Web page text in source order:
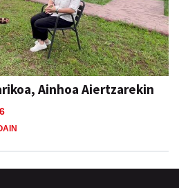
Ainhoa Aiertzarekin